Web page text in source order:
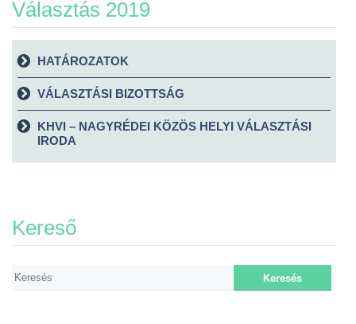
Választás 2019
HATÁROZATOK
VÁLASZTÁSI BIZOTTSÁG
KHVI – NAGYRÉDEI KÖZÖS HELYI VÁLASZTÁSI
IRODA
Kereső